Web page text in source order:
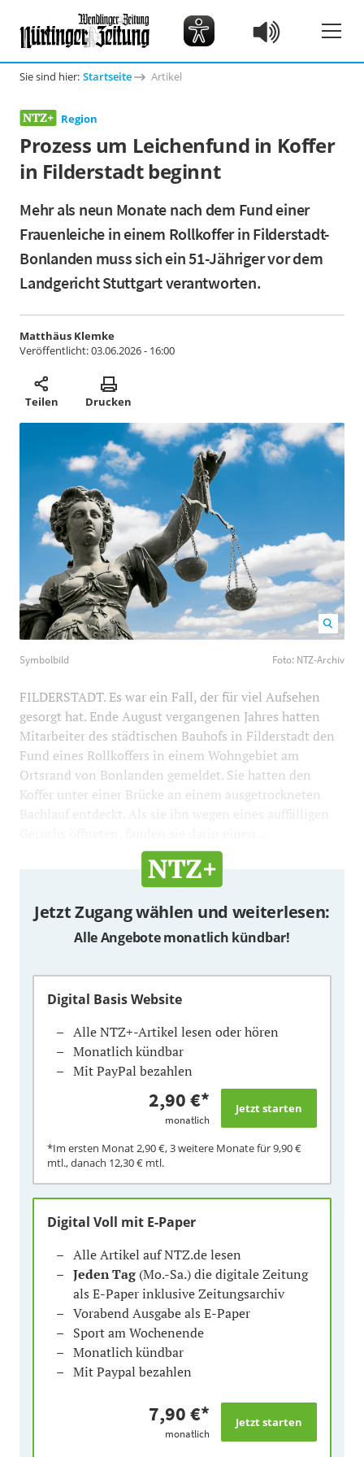
Sie sind hier: Startseite Artikel
Region
Prozess um Leichenfund in Koffer
in Filderstadt beginnt
Mehr als neun Monate nach dem Fund einer
Frauenleiche in einem Rollkoffer in Filderstadt-
Bonlanden muss sich ein 51-Jähriger vor dem
Landgericht Stuttgart verantworten.
Matthäus Klemke
Veröffentlicht:03.06.2026 - 16:00
Teilen Drucken
Symbolbild Foto: NTZ-Archiv
FILDERSTADT. Es war ein Fall, der für viel Aufsehen
gesorgt hat. Ende August vergangenen Jahres hatten
Mitarbeiter des städtischen Bauhofs in Filderstadt den
Fund eines Rollkoffers in einem Wohngebiet am
Ortsrand von Bonlanden gemeldet. Sie hatten den
Koffer unter einer Brücke an einem ausgetrockneten
Bachlauf entdeckt. Als sie ihn wegen eines auffälligen
Jetzt Zugang wählen und weiterlesen:
Alle Angebote monatlich kündbar!
Digital Basis Website
Alle NTZ+-Artikel lesen oder hören
Monatlich kündbar
Mit PayPal bezahlen
2,90 €*
monatlich
*Im ersten Monat2,90 €, 3 weitere Monate für9,90 €
mtl., danach 12,30 € mtl.
Digital Voll mit E-Paper
Alle Artikel auf NTZ.de lesen
Jeden Tag(Mo.-Sa.) die digitale Zeitung
als E-Paper inklusive Zeitungsarchiv
Vorabend Ausgabe als E-Paper
Sport am Wochenende
Monatlich kündbar
Mit Paypal bezahlen
7,90 €*
monatlich